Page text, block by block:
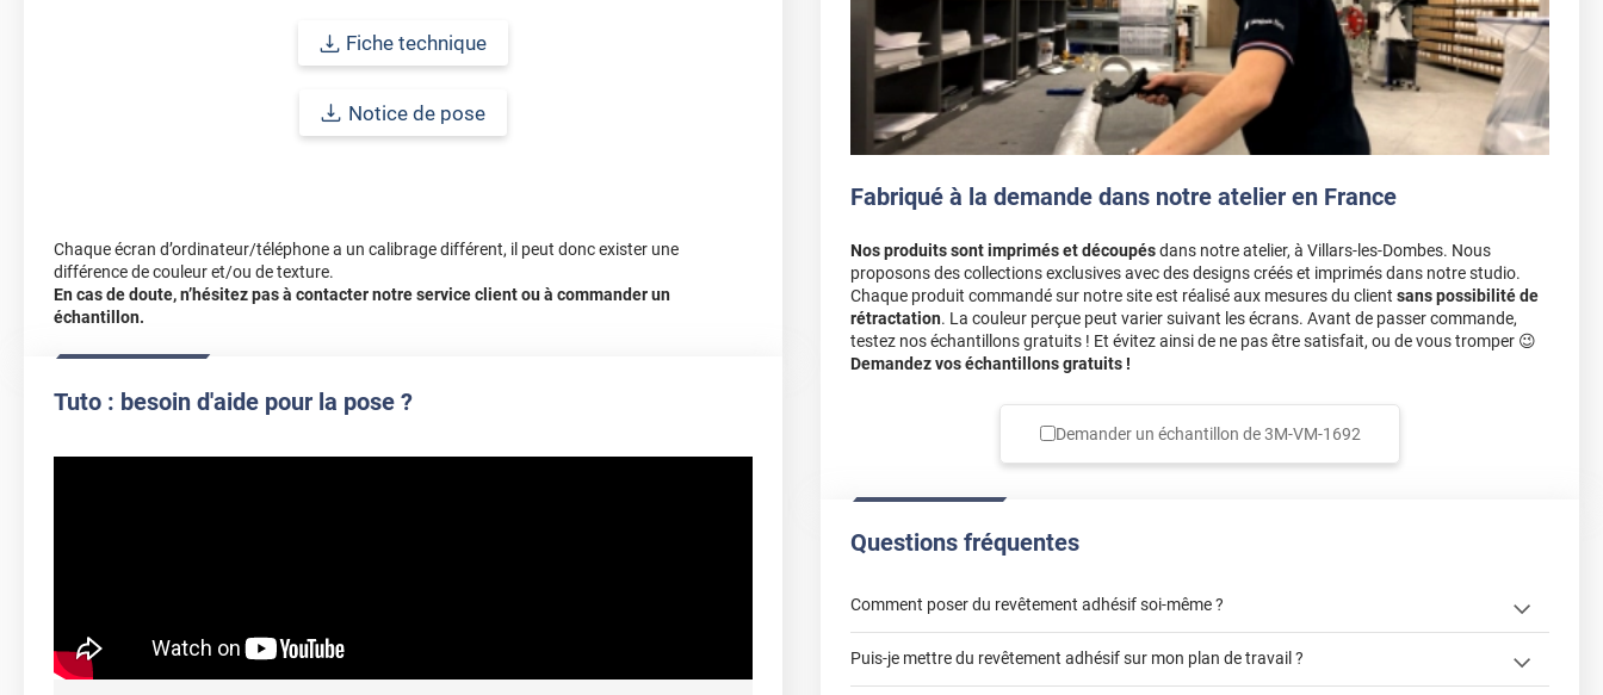
Fiche technique
Notice de pose
Chaque écran d’ordinateur/téléphone a un calibrage différent, il peut donc exister une
différence de couleur et/ou de texture.
En cas de doute, n’hésitez pas à contacter notre service client ou à commander un
échantillon.
Tuto : besoin d'aide pour la pose ?
Fabriqué à la demande dans notre atelier en France
Nos produits sont imprimés et découpésdans notre atelier, à Villars-les-Dombes. Nous
proposons des collections exclusives avec des designs créés et imprimés dans notre studio.
Chaque produit commandé sur notre site est réalisé aux mesures du client sans possibilité de
rétractation. La couleur perçue peut varier suivant les écrans. Avant de passer commande,
testez nos échantillons gratuits ! Et évitez ainsi de ne pas être satisfait, ou de vous tromper 😉
Demandez vos échantillons gratuits !
Demander un échantillon de3M-VM-1692
Questions fréquentes
Comment poser du revêtement adhésif soi-même ?
poser un revêtement adhésif ? »
Puis-je mettre du revêtement adhésif sur mon plan de travail ?